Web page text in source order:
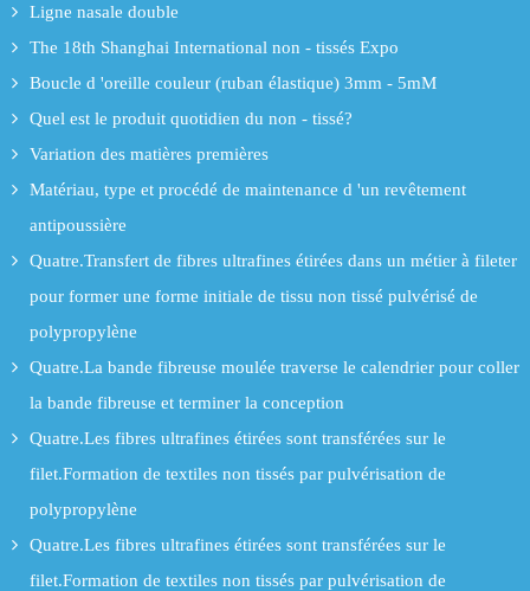
Ligne nasale double
The 18th Shanghai International non - tissés Expo
Boucle d 'oreille couleur (ruban élastique) 3mm - 5mM
Quel est le produit quotidien du non - tissé?
Variation des matières premières
Matériau, type et procédé de maintenance d 'un revêtement
antipoussière
Quatre.Transfert de fibres ultrafines étirées dans un métier à fileter
pour former une forme initiale de tissu non tissé pulvérisé de
polypropylène
Quatre.La bande fibreuse moulée traverse le calendrier pour coller
la bande fibreuse et terminer la conception
Quatre.Les fibres ultrafines étirées sont transférées sur le
filet.Formation de textiles non tissés par pulvérisation de
polypropylène
Quatre.Les fibres ultrafines étirées sont transférées sur le
filet.Formation de textiles non tissés par pulvérisation de